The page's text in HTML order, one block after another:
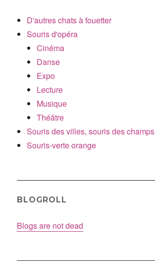
D'autres chats à fouetter
Souris d'opéra
Cinéma
Danse
Expo
Lecture
Musique
Théâtre
Souris des villes, souris des champs
Souris-verte orange
BLOGROLL
Blogs are not dead